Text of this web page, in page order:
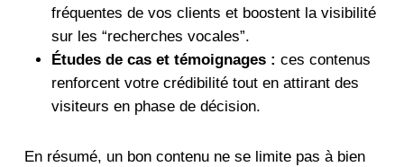
fréquentes de vos clients et boostent la visibilité
sur les “recherches vocales”.
Études de cas et témoignages : ces contenus
renforcent votre crédibilité tout en attirant des
visiteurs en phase de décision.
En résumé, un bon contenu ne se limite pas à bien